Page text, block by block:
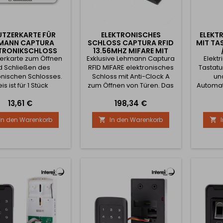
FÜR
CAPTURA
zum Öffnen
Schließen des
Schlosses.
ist für 1 Stück
Preis
13,61 €
In den Warenkorb
ELEKTRONISCHES
SCHLOSS CAPTURA RFID
13.56MHZ MIFARE MIT
BERÜHRUNGSSCHUTZ A
Exklusive Lehmann Captura
RFID MIFARE elektronisches
Schloss mit Anti-Clock A
zum Öffnen von Türen. Das
elektronisches Schloss 1x
Anti-Clock Typ A 1x Batterie
Auch für die grifflose
Öffnung geeignet - muss
werden. Kann mit bis zu 250
Lebensdauer der Batterie
beträgt...
Preis
198,34 €
 In den Warenkorb
MIT
Einbau
